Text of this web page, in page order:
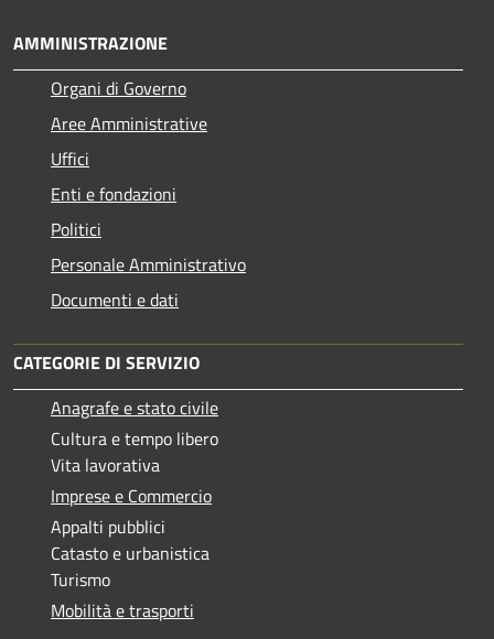
AMMINISTRAZIONE
Organi di Governo
Aree Amministrative
Uffici
Enti e fondazioni
Politici
Personale Amministrativo
Documenti e dati
CATEGORIE DI SERVIZIO
Anagrafe e stato civile
Cultura e tempo libero
Vita lavorativa
Imprese e Commercio
Appalti pubblici
Catasto e urbanistica
Turismo
Mobilità e trasporti